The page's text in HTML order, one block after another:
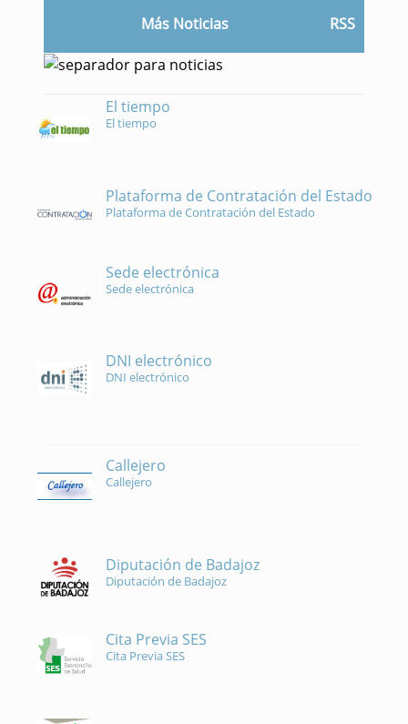
Más Noticias RSS
El tiempo
El tiempo
Plataforma de Contratación del Estado
Plataforma de Contratación del Estado
Sede electrónica
Sede electrónica
DNI electrónico
DNI electrónico
Callejero
Callejero
Diputación de Badajoz
Diputación de Badajoz
Cita Previa SES
Cita Previa SES